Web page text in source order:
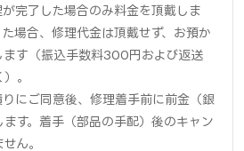
完了した場合のみ料金を頂戴しま
場合、修理代金は頂戴せず、お預か
ます（振込手数料300円および返送
。
にご同意後、修理着手前に前金（銀
す。着手（部品の手配）後のキャン
ん。